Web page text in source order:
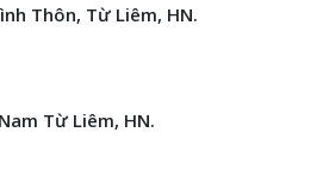
Thôn, Từ Liêm, HN.
Từ Liêm, HN.